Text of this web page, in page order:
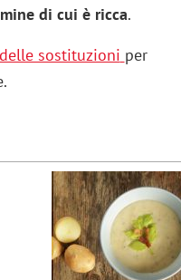
di cui è ricca.
sostituzioni per